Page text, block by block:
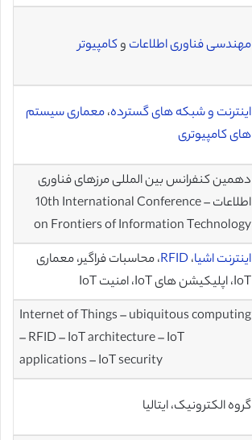
مهندسی فناوری اطلاعات وکامپیوتر
اینترنت و شبکه های گسترده،معماری سیستم
های کامپیوتری
دهمین کنفرانس بین المللی مرزهای فناوری
اطلاعات – 10th International Conference
on Frontiers of Information Technology
اینترنت اشیا، RFID، محاسبات فراگیر، معماری
IoT، اپلیکیشن های IoT، امنیت IoT
Internet of Things – ubiquitous computing
– RFID – IoT architecture – IoT
applications – IoT security
گروه الکترونیک، ایتالیا